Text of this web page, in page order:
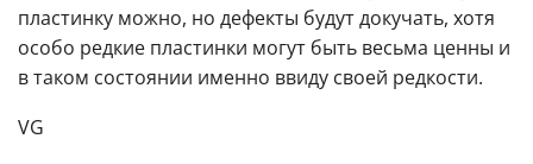
пластинку можно, но дефекты будут докучать, хотя
особо редкие пластинки могут быть весьма ценны и
в таком состоянии именно ввиду своей редкости.
VG